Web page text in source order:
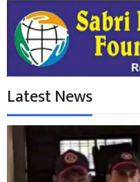
Latest News